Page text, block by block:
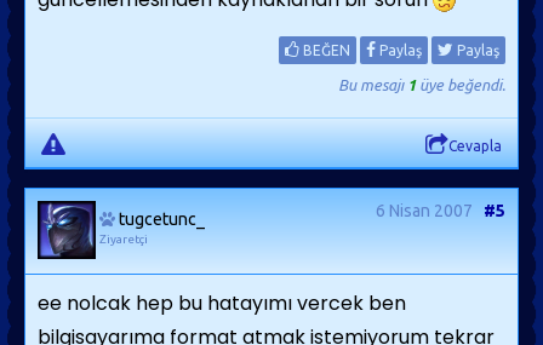
BEĞEN Paylaş Paylaş
Bu mesajı 1üye beğendi.
Cevapla
tugcetunc_
Ziyaretçi
6 Nisan 2007 #5
ee nolcak hep bu hatayımı vercek ben
bilgisayarıma format atmak istemiyorum tekrar